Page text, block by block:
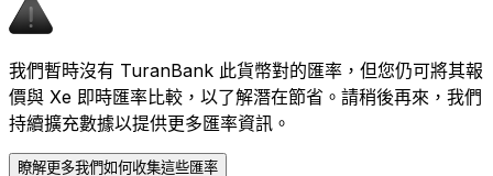
我們暫時沒有 TuranBank 此貨幣對的匯率，但您仍可將其報
價與 Xe 即時匯率比較，以了解潛在節省。請稍後再來，我們
持續擴充數據以提供更多匯率資訊。
瞭解更多我們如何收集這些匯率